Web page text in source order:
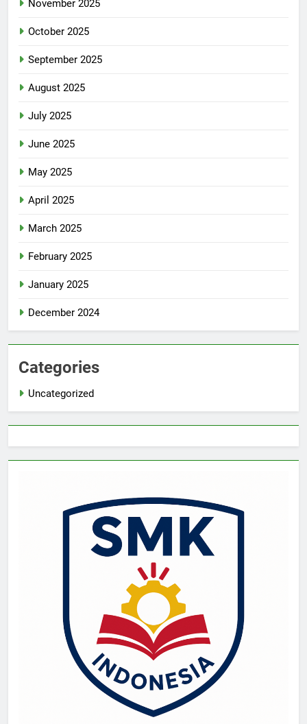
November 2025
October 2025
September 2025
August 2025
July 2025
June 2025
May 2025
April 2025
March 2025
February 2025
January 2025
December 2024
Categories
Uncategorized